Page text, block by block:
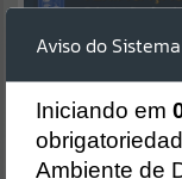
Resultados para
Portais
Aviso do Sistema
Iniciando em
Ambiente de
Erro
Ocorreu um erro de